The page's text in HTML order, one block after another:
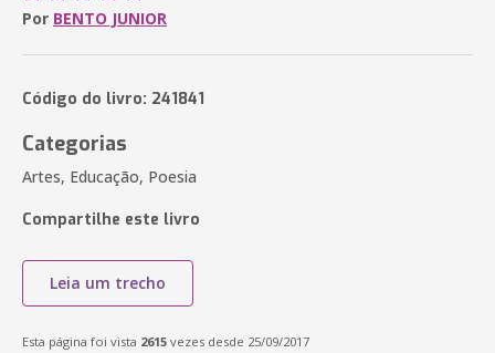
Por BENTO JUNIOR
Código do livro: 241841
Categorias
Artes, Educação, Poesia
Compartilhe este livro
Leia um trecho
Esta página foi vista 2615 vezes desde 25/09/2017